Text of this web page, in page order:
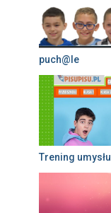
puch@le
Trening umysłu